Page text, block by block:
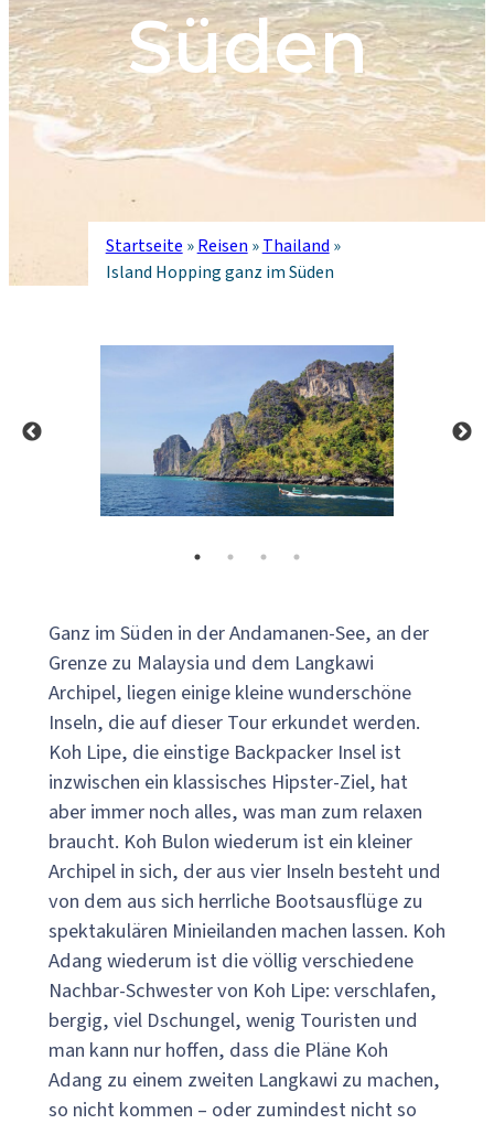
Süden
Startseite »Reisen »Thailand »
Island Hopping ganz im Süden
Ganz im Süden in der Andamanen-See, an der
Grenze zu Malaysia und dem Langkawi
Archipel, liegen einige kleine wunderschöne
Inseln, die auf dieser Tour erkundet werden.
Koh Lipe, die einstige Backpacker Insel ist
inzwischen ein klassisches Hipster-Ziel, hat
aber immer noch alles, was man zum relaxen
braucht. Koh Bulon wiederum ist ein kleiner
Archipel in sich, der aus vier Inseln besteht und
von dem aus sich herrliche Bootsausflüge zu
spektakulären Minieilanden machen lassen. Koh
Adang wiederum ist die völlig verschiedene
Nachbar-Schwester von Koh Lipe: verschlafen,
bergig, viel Dschungel, wenig Touristen und
man kann nur hoffen, dass die Pläne Koh
Adang zu einem zweiten Langkawi zu machen,
so nicht kommen – oder zumindest nicht so